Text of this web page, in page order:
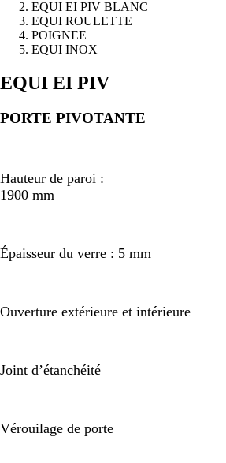
EQUI EI PIV BLANC
EQUI ROULETTE
POIGNEE
EQUI INOX
Précédent
Suivant
EQUI EI PIV
PORTE PIVOTANTE
Hauteur de paroi :
1900 mm
Épaisseur du verre : 5 mm
Ouverture extérieure et intérieure
Joint d’étanchéité
Vérouilage de porte